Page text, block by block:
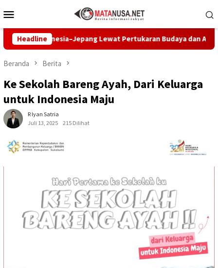
ke
Mobile
Headline Lewat Pertukaran Budaya dan Aksi Peduli
Beranda Berita
Ke Sekolah Bareng Ayah, Dari Keluarga
untuk Indonesia Maju
R Iyan Satria
Juli 13, 2025
215 Dilihat